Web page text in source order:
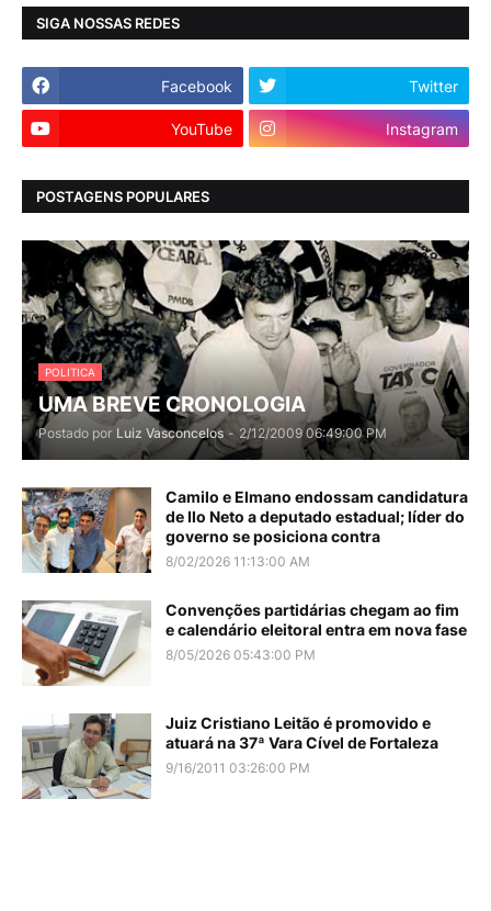
SIGA NOSSAS REDES
Facebook Twitter
YouTube Instagram
POSTAGENS POPULARES
POLITICA
UMA BREVE CRONOLOGIA
Postado por Luiz Vasconcelos - 2/12/2009 06:49:00 PM
Camilo e Elmano endossam candidatura
de Ilo Neto a deputado estadual; líder do
governo se posiciona contra
8/02/2026 11:13:00 AM
Convenções partidárias chegam ao fim
e calendário eleitoral entra em nova fase
8/05/2026 05:43:00 PM
Juiz Cristiano Leitão é promovido e
atuará na 37ª Vara Cível de Fortaleza
9/16/2011 03:26:00 PM